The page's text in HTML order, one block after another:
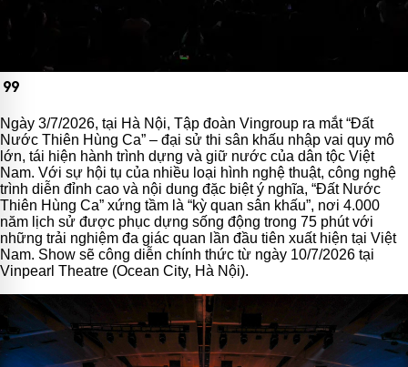
format_quote
Ngày 3/7/2026, tại Hà Nội, Tập đoàn Vingroup ra mắt “Đất
Nước Thiên Hùng Ca” – đại sử thi sân khấu nhập vai quy mô
lớn, tái hiện hành trình dựng và giữ nước của dân tộc Việt
Nam. Với sự hội tụ của nhiều loại hình nghệ thuật, công nghệ
trình diễn đỉnh cao và nội dung đặc biệt ý nghĩa, “Đất Nước
Thiên Hùng Ca” xứng tầm là “kỳ quan sân khấu”, nơi 4.000
năm lịch sử được phục dựng sống động trong 75 phút với
những trải nghiệm đa giác quan lần đầu tiên xuất hiện tại Việt
Nam. Show sẽ công diễn chính thức từ ngày 10/7/2026 tại
Vinpearl Theatre (Ocean City, Hà Nội).